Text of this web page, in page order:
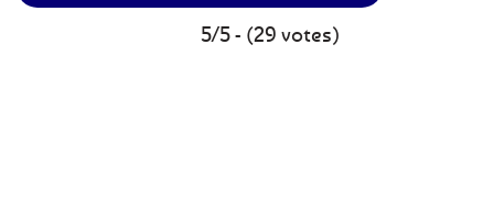
5/5 - (29 votes)